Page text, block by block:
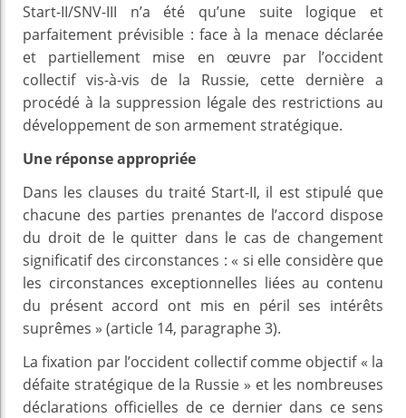
Start-II/SNV-III n’a été qu’une suite logique et
parfaitement prévisible : face à la menace déclarée
et partiellement mise en œuvre par l’occident
collectif vis-à-vis de la Russie, cette dernière a
procédé à la suppression légale des restrictions au
développement de son armement stratégique.
Une réponse appropriée
Dans les clauses du traité Start-II, il est stipulé que
chacune des parties prenantes de l’accord dispose
du droit de le quitter dans le cas de changement
significatif des circonstances : « si elle considère que
les circonstances exceptionnelles liées au contenu
du présent accord ont mis en péril ses intérêts
suprêmes » (article 14, paragraphe 3).
La fixation par l’occident collectif comme objectif « la
défaite stratégique de la Russie » et les nombreuses
déclarations officielles de ce dernier dans ce sens